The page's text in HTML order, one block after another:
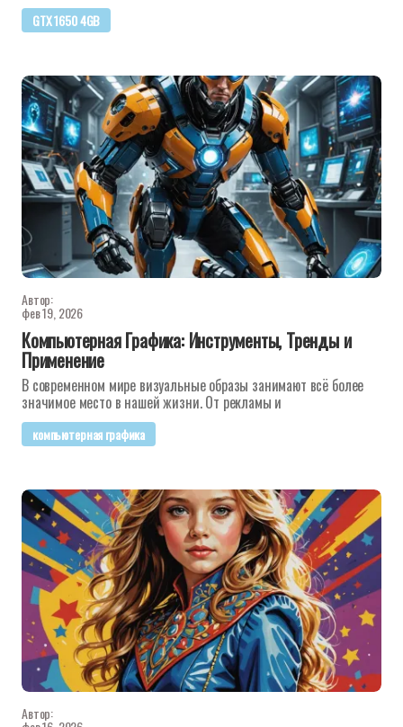
GTX 1650 4GB
Автор:
фев 19, 2026
Компьютерная Графика: Инструменты, Тренды и
Применение
В современном мире визуальные образы занимают всё более
значимое место в нашей жизни. От рекламы и
компьютерная графика
Автор: